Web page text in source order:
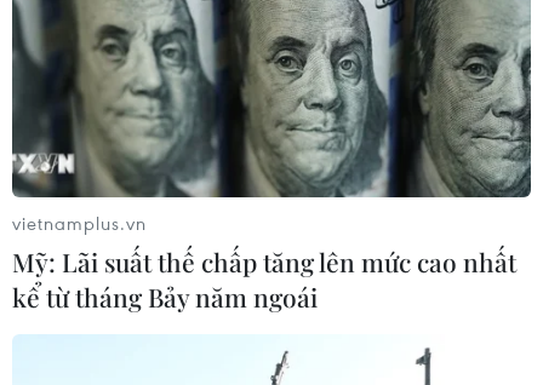
động thời vụ sang Hàn Quốc
06/08/2026 04:11
24 năm tù cho 2 vợ chồng tổ
chức “bay lắc” tại Hà Nội
Khởi tố thêm 6 đối tượng vụ lập
khống hồ sơ bảo hiểm y tế ở Đắk Lắk
vietnamplus.vn
Mỹ: Lãi suất thế chấp tăng lên mức cao nhất
kể từ tháng Bảy năm ngoái